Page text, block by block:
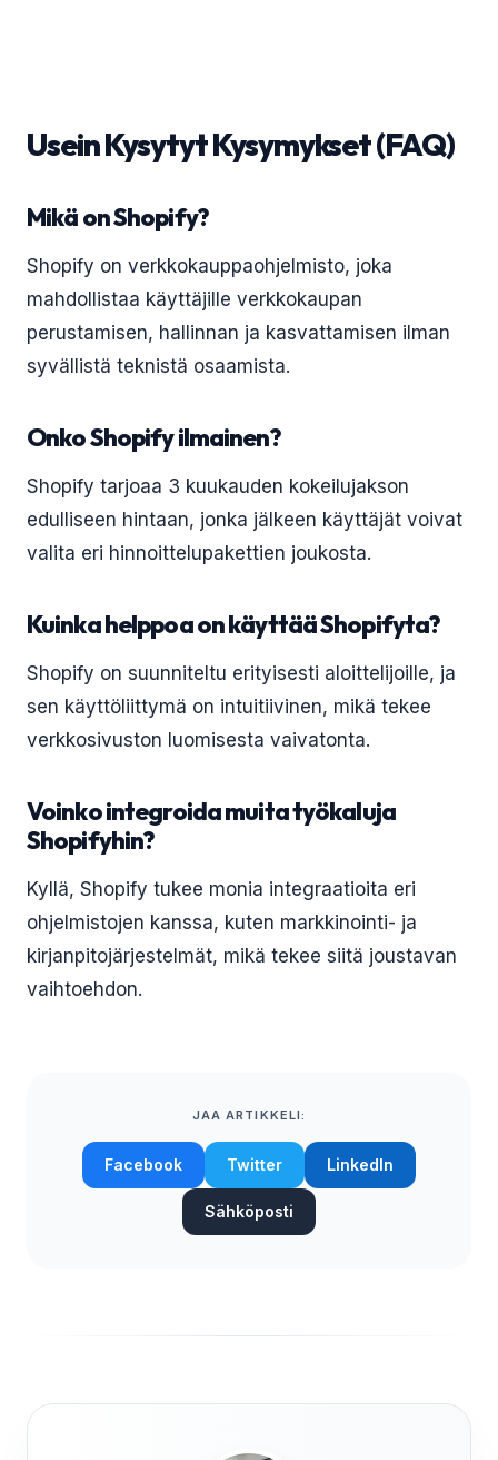
Usein Kysytyt Kysymykset (FAQ)
Mikä on Shopify?
Shopify on verkkokauppaohjelmisto, joka
mahdollistaa käyttäjille verkkokaupan
perustamisen, hallinnan ja kasvattamisen ilman
syvällistä teknistä osaamista.
Onko Shopify ilmainen?
Shopify tarjoaa 3 kuukauden kokeilujakson
edulliseen hintaan, jonka jälkeen käyttäjät voivat
valita eri hinnoittelupakettien joukosta.
Kuinka helppoa on käyttää Shopifyta?
Shopify on suunniteltu erityisesti aloittelijoille, ja
sen käyttöliittymä on intuitiivinen, mikä tekee
verkkosivuston luomisesta vaivatonta.
Voinko integroida muita työkaluja
Shopifyhin?
Kyllä, Shopify tukee monia integraatioita eri
ohjelmistojen kanssa, kuten markkinointi- ja
kirjanpitojärjestelmät, mikä tekee siitä joustavan
vaihtoehdon.
JAA ARTIKKELI:
Facebook Twitter LinkedIn
Sähköposti